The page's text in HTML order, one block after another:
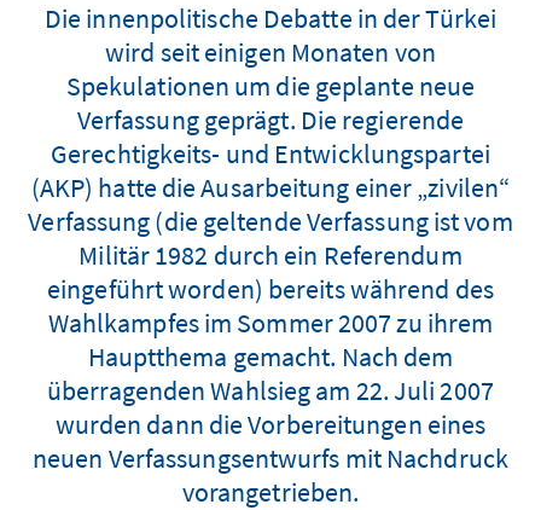
Die innenpolitische Debatte in der Türkei
wird seit einigen Monaten von
Spekulationen um die geplante neue
Verfassung geprägt. Die regierende
Gerechtigkeits- und Entwicklungspartei
(AKP) hatte die Ausarbeitung einer „zivilen“
Verfassung (die geltende Verfassung ist vom
Militär 1982 durch ein Referendum
eingeführt worden) bereits während des
Wahlkampfes im Sommer 2007 zu ihrem
Hauptthema gemacht. Nach dem
überragenden Wahlsieg am 22. Juli 2007
wurden dann die Vorbereitungen eines
neuen Verfassungsentwurfs mit Nachdruck
vorangetrieben.